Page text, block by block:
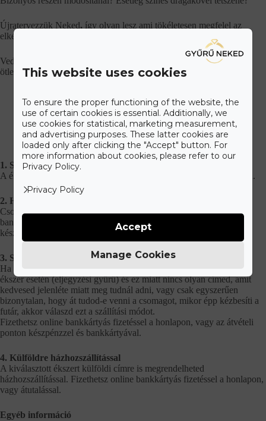
Újratervezzük Neked, így olyan lesz ami tökéletesen megfelel az
elképzelésednek.
Vedd fel velünk a kapcsolatot és adunk ajánlatot a megálmodott
ötletedre. Keress minket bizalommal!
Szállítás és fizetés
1. Személyes átvétel
A ékszert személyesen megrendelheted és át is veheted üzletünkben.
2. Házhozszállítás
Csomagod a GLS futárszolgálat szállítja ki. Fizethetsz online
bankkártyás fizetéssel a honlapon, vagy a futárnak átvételkor
készpénzzel és bankkártyával.
3. Szállítás GLS csomagpontra
Ha el szeretnéd kerülni a lebukás lehetőségét, például meglepetés
ékszer esetén (eljegyzési gyűrű) és ez miatt nincs olyan címed, amit
kedvesed jelenléte miatt meg tudnál adni, vagy csak egyszerűen
bizonytalan, hogy át tudod-e venni a csomagot, mikor épp kézbesíti a
futár, akkor válaszd ezt a szállítási módot.
Fizethetsz online bankkártyás fizetéssel a honlapon, vagy az átvételi
ponton készpénzzel és bankkártyával.
4. Külföldre házhozszállítással
A kiválasztott ékszert külföldi címre is megrendelheted
házhozszállítással. Fizethetsz online bankkártyás fizetéssel a honlapon,
vagy átutalással.
Egyéb információ
This website uses cookies
To ensure the proper functioning of the website, the
use of certain cookies is essential. Additionally, we
use cookies for statistical, marketing measurement,
and advertising purposes. These latter cookies are
loaded only after clicking the "Accept" button. For
more information about cookies, please refer to our
Privacy Policy.
Privacy Policy
Manage Cookies
Accept